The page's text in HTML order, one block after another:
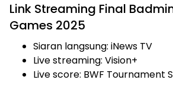
Link Streaming Final
Games 2025
Siaran langsung: iNews TV
Live streaming: Vision+
Live score: BWF Tournament